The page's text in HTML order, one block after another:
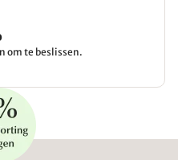
om te beslissen.